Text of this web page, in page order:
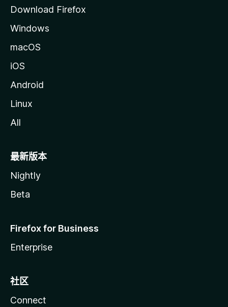
Download Firefox
Windows
macOS
iOS
Android
Linux
All
最新版本
Nightly
Beta
Firefox for Business
Enterprise
社区
Connect